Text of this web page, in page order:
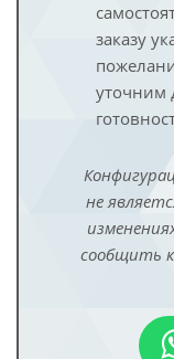
заказу
уточним
не
сообщить